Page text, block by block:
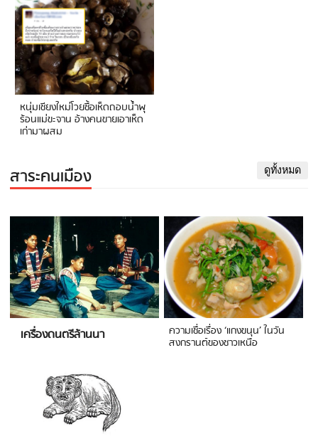
หนุ่มเชียงใหม่โวยซื้อเห็ดถอบน้ำพุ
ร้อนแม่ขะจาน อ้างคนขายเอาเห็ด
เก่ามาผสม
สาระคนเมือง ดูทั้งหมด
เครื่องดนตรีล้านนา ความเชื่อเรื่อง ‘แกงขนุน’ ในวัน
สงกรานต์ของชาวเหนือ